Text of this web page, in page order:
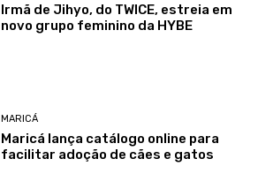
Irmã de Jihyo, do TWICE, estreia em
novo grupo feminino da HYBE
MARICÁ
Maricá lança catálogo online para
facilitar adoção de cães e gatos